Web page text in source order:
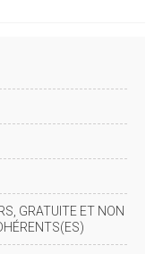
GRATUITE ET NON